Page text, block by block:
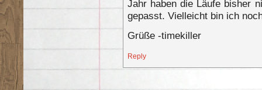
Jahr haben die Läufe bisher
gepasst. Vielleicht bin ich
Grüße -timekiller
Reply